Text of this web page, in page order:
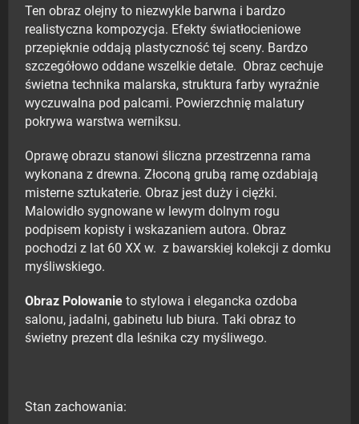
Ten obraz olejny to niezwykle barwna i bardzo
realistyczna kompozycja. Efekty światłocieniowe
przepięknie oddają plastyczność tej sceny. Bardzo
szczegółowo oddane wszelkie detale. Obraz cechuje
świetna technika malarska, struktura farby wyraźnie
wyczuwalna pod palcami. Powierzchnię malatury
pokrywa warstwa werniksu.
Oprawę obrazu stanowi śliczna przestrzenna rama
wykonana z drewna. Złoconą grubą ramę ozdabiają
misterne sztukaterie. Obraz jest duży i ciężki.
Malowidło sygnowane w lewym dolnym rogu
podpisem kopisty i wskazaniem autora. Obraz
pochodzi z lat 60 XX w. z bawarskiej kolekcji z domku
myśliwskiego.
Obraz Polowanie to stylowa i elegancka ozdoba
salonu, jadalni, gabinetu lub biura. Taki obraz to
świetny prezent dla leśnika czy myśliwego.
Stan zachowania: